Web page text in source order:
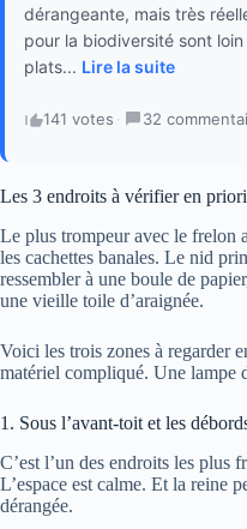
dérangeante, mais très
pour la biodiversité sont
plats... Lire la suite
141 votes · 32
Les 3 endroits à vérifier en
Le plus trompeur avec le frelon
les cachettes banales. Le nid
ressembler à une boule de
une vieille toile d’araignée.
Voici les trois zones à regarder
matériel compliqué. Une lampe
1. Sous l’avant-toit et les
C’est l’un des endroits les plus
L’espace est calme. Et la reine
dérangée.